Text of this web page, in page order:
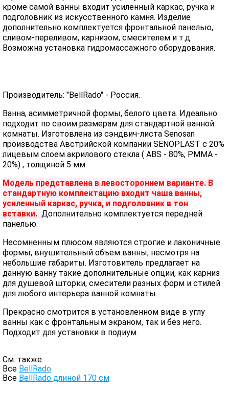
кроме самой ванны входит усиленный каркас, ручка и
подголовник из искусственного камня. Изделие
дополнительно комплектуется фронтальной панелью,
сливом-переливом, карнизом, смесителем и т.д.
Возможна установка гидромассажного оборудования.
Производитель: "BellRado" - Россия.
Ванна, асимметричной формы, белого цвета. Идеально
подходит по своим размерам для стандартной ванной
комнаты. Изготовлена из сэндвич-листа Senosan
производства Австрийской компании SENOPLAST c 20%
лицевым слоем акрилового стекла ( ABS - 80%, PMMA -
20%) , толщиной 5 мм.
Модель представлена в левостороннем варианте. В
стандартную комплектацию входит чаша ванны,
усиленный каркас, ручка, и подголовник в тон
вставки. Дополнительно комплектуется передней
панелью.
Несомненным плюсом являются строгие и лаконичные
формы, внушительный объем ванны, несмотря на
небольшие габариты. Изготовитель предлагает на
данную ванну такие дополнительные опции, как карниз
для душевой шторки, смесители разных форм и стилей
для любого интерьера ванной комнаты.
Прекрасно смотрится в установленном виде в углу
ванны как с фронтальным экраном, так и без него.
Подходит для установки в подиум.
См. также:
Все BellRado
Все BellRado длиной 170 см